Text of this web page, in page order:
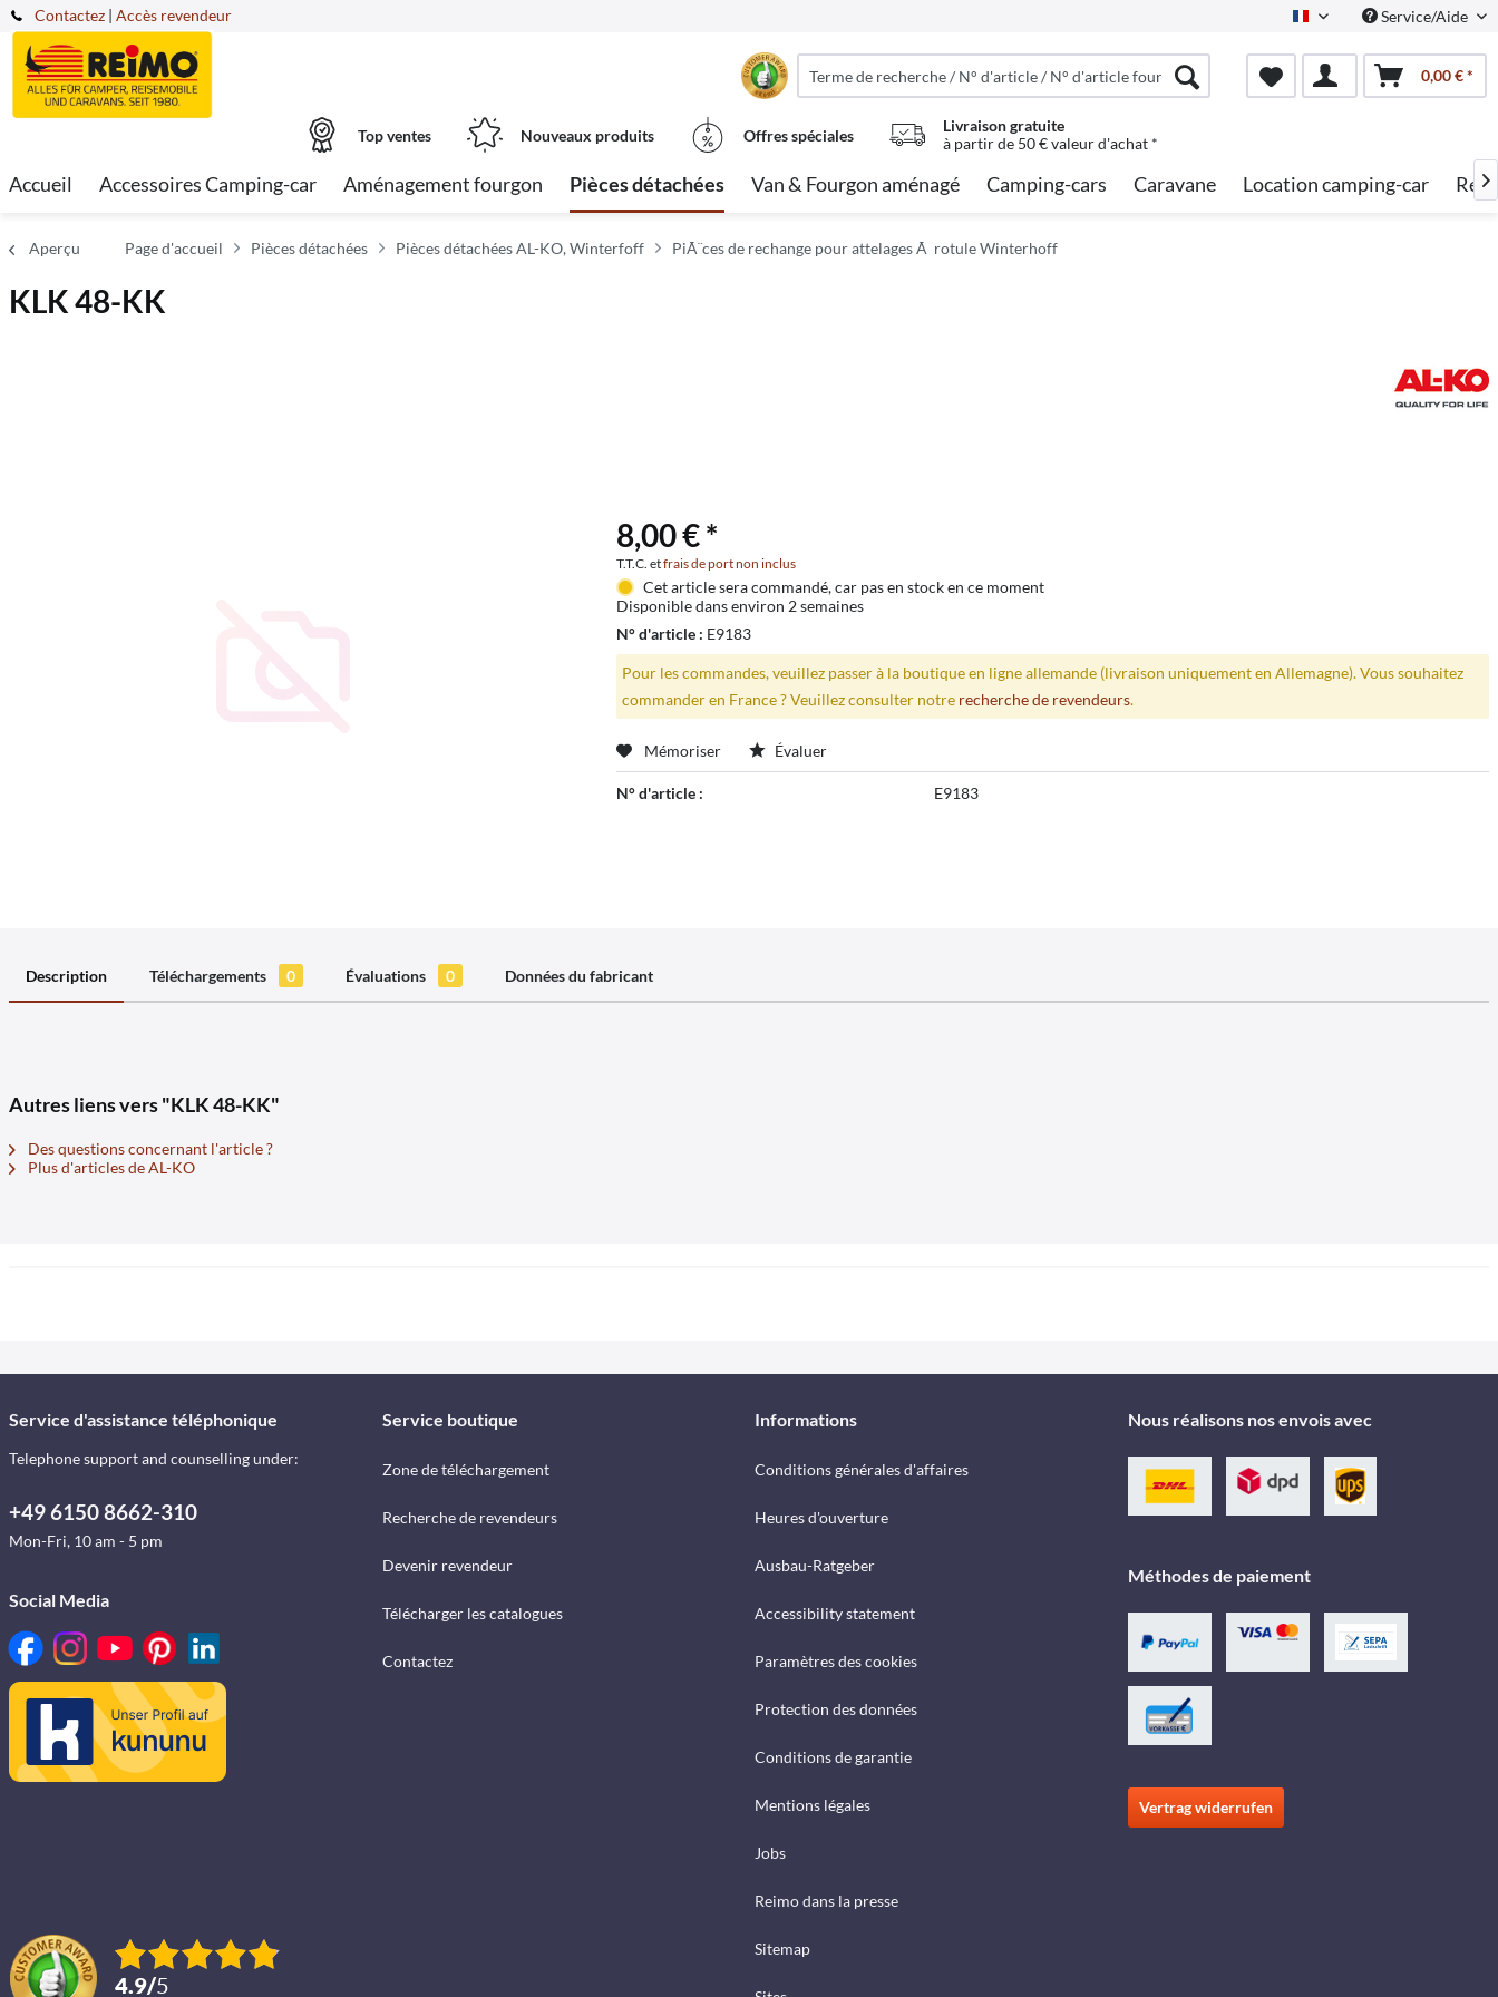
Contactez French Service/Aide
| Accès revendeur
0,00 € *
Top ventes Nouveaux produits Offres spéciales
Livraison gratuite
à partir de 50 € valeur d'achat *
Accueil Accessoires Camping-car Aménagement fourgon Pièces détachées Van & Fourgon aménagé Camping-cars Caravane Location camping-car 
Aperçu Page d'accueil Pièces détachées Pièces détachées AL-KO, Winterfoff PiÃ¨ces de rechange pour attelages Ã rotule Winterhoff
KLK 48-KK
8,00 € *
T.T.C. etfrais de port non inclus
Cet article sera commandé, car pas en stock en ce moment
Disponible dans environ 2 semaines
N° d'article : E9183
Pour les commandes, veuillez passer à la boutique en ligne allemande (livraison uniquement en Allemagne). Vous souhaitez
commander en France ? Veuillez consulter notre recherche de revendeurs.
Mémoriser Évaluer
N° d'article : E9183
Description Téléchargements 0 Évaluations 0 Données du fabricant
Autres liens vers "KLK 48-KK"
Des questions concernant l'article ?
Plus d'articles de AL-KO
Service d'assistance téléphonique
Telephone support and counselling under:
+49 6150 8662-310
Mon-Fri, 10 am - 5 pm
Social Media
4.9/5
Service boutique
Zone de téléchargement
Recherche de revendeurs
Devenir revendeur
Télécharger les catalogues
Contactez
Informations
Conditions générales d'affaires
Heures d'ouverture
Ausbau-Ratgeber
Accessibility statement
Paramètres des cookies
Protection des données
Conditions de garantie
Mentions légales
Jobs
Reimo dans la presse
Sitemap
Nous réalisons nos envois avec
Méthodes de paiement
Vertrag widerrufen